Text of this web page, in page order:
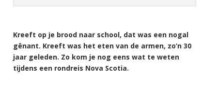
Kreeft op je brood naar school, dat was een nogal
gênant. Kreeft was het eten van de armen, zo’n 30
jaar geleden. Zo kom je nog eens wat te weten
tijdens een rondreis Nova Scotia.